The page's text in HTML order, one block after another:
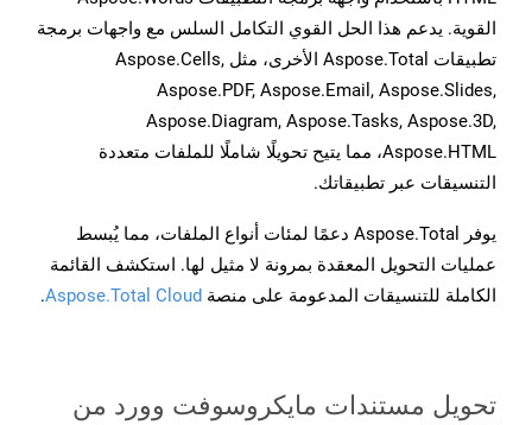
القوية. يدعم هذا الحل القوي التكامل السلس مع واجهات برمجة
تطبيقات Aspose.Total الأخرى، مثل Aspose.Cells,
Aspose.PDF, Aspose.Email, Aspose.Slides,
Aspose.Diagram, Aspose.Tasks, Aspose.3D,
Aspose.HTML، مما يتيح تحويلًا شاملًا للملفات متعددة
التنسيقات عبر تطبيقاتك.
يوفر Aspose.Total دعمًا لمئات أنواع الملفات، مما يُبسط
عمليات التحويل المعقدة بمرونة لا مثيل لها. استكشف القائمة
الكاملة للتنسيقات المدعومة على منصة Aspose.Total Cloud
.
تحويل مستندات مايكروسوفت وورد من